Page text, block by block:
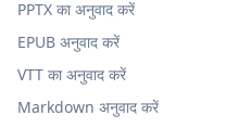
PPTX का अनुवाद करें
EPUB अनुवाद करें
VTT का अनुवाद करें
Markdown अनुवाद करें